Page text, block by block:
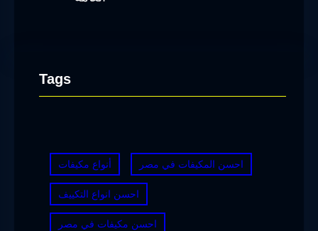
Tags
أنواع مكيفات احسن المكيفات في مصر
احسن انواع التكييف
احسن مكيفات في مصر